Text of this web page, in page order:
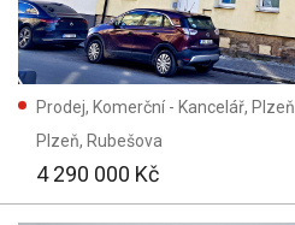
Prodej, Komerční - Kancelář, Plzeň
Plzeň, Rubešova
4 290 000 Kč